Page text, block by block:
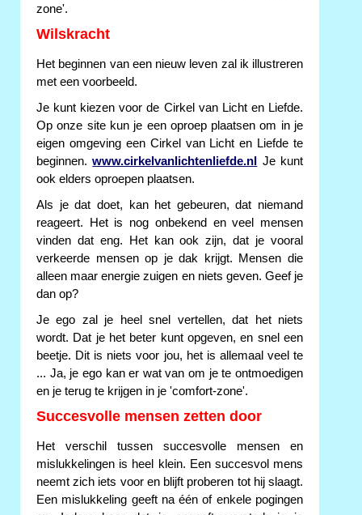
zone'.
Wilskracht
Het beginnen van een nieuw leven zal ik illustreren
met een voorbeeld.
Je kunt kiezen voor de Cirkel van Licht en Liefde.
Op onze site kun je een oproep plaatsen om in je
eigen omgeving een Cirkel van Licht en Liefde te
beginnen.www.cirkelvanlichtenliefde.nl
Je kunt
ook elders oproepen plaatsen.
Als je dat doet, kan het gebeuren, dat niemand
reageert. Het is nog onbekend en veel mensen
vinden dat eng. Het kan ook zijn, dat je vooral
verkeerde mensen op je dak krijgt. Mensen die
alleen maar energie zuigen en niets geven. Geef je
dan op?
Je ego zal je heel snel vertellen, dat het niets
wordt. Dat je het beter kunt opgeven, en snel een
beetje. Dit is niets voor jou, het is allemaal veel te
... Ja, je ego kan er wat van om je te ontmoedigen
en je terug te krijgen in je 'comfort-zone'.
Succesvolle mensen zetten door
Het verschil tussen succesvolle mensen en
mislukkelingen is heel klein. Een succesvol mens
neemt zich iets voor en blijft proberen tot hij slaagt.
Een mislukkeling geeft na één of enkele pogingen